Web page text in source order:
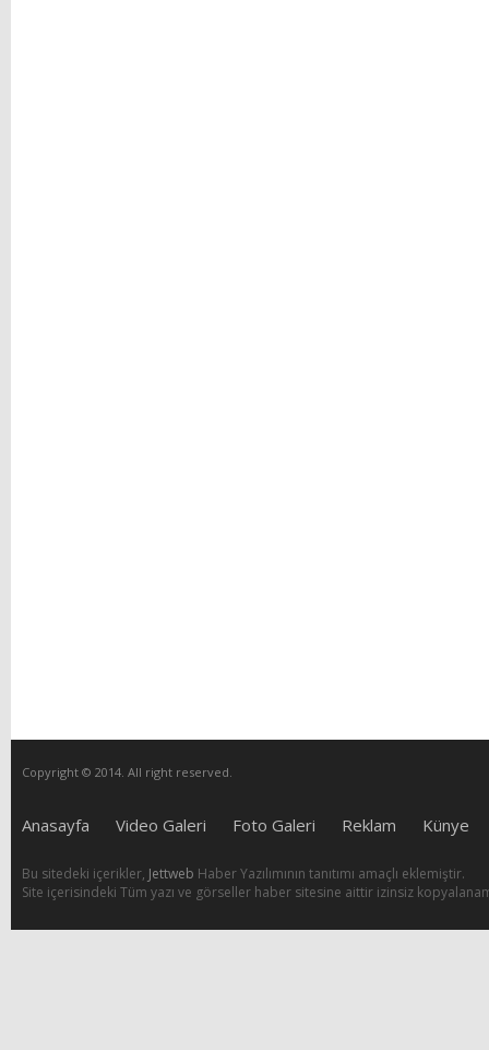
Copyright © 2014. All right reserved.
Anasayfa Video Galeri Foto Galeri Reklam Künye
Bu sitedeki içerikler, Jettweb Haber Yazılımının tanıtımı amaçlı eklemiştir.
Site içerisindeki Tüm yazı ve görseller haber sitesine aittir izinsiz